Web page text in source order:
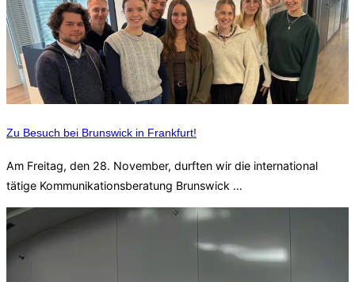
Zu Besuch bei Brunswick in Frankfurt!
Am Freitag, den 28. November, durften wir die international
tätige Kommunikationsberatung Brunswick …